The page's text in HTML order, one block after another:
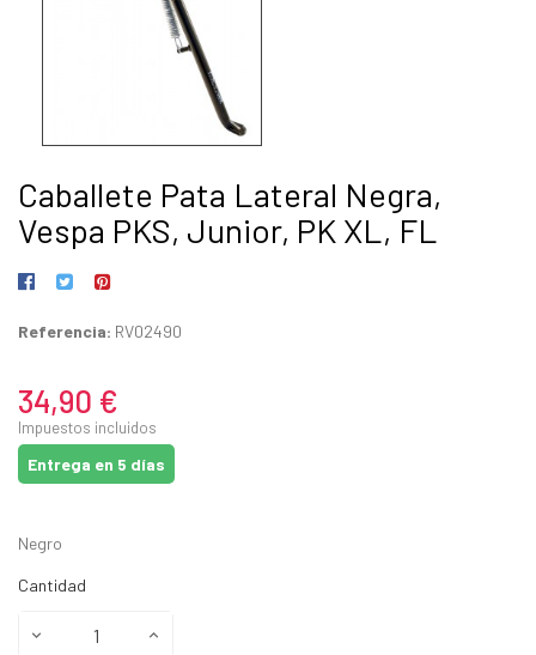
Caballete Pata Lateral Negra,
Vespa PKS, Junior, PK XL, FL
Referencia: RV02490
34,90 €
Impuestos incluidos
Entrega en 5 días
Negro
Cantidad